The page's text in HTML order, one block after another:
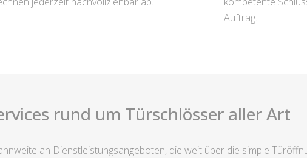
Auftrag.
rund um Türschlösser aller Art
an Dienstleistungsangeboten, die weit über die simple